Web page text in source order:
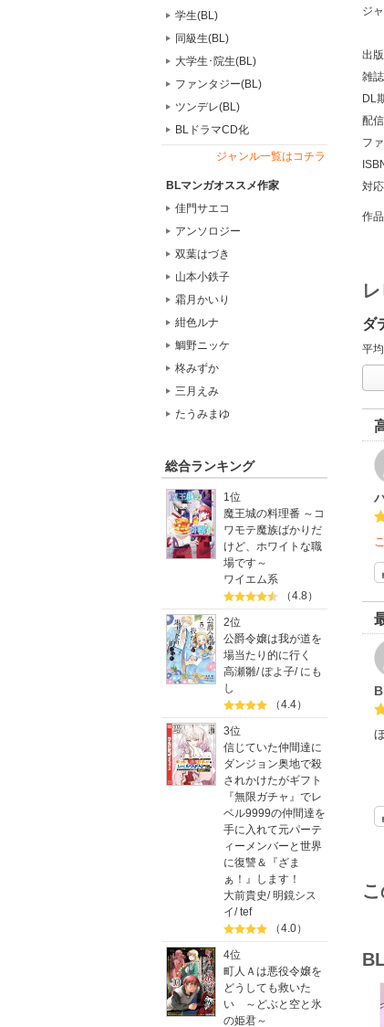
学生(BL)
同級生(BL)
大学生･院生(BL)
ファンタジー(BL)
ツンデレ(BL)
BLドラマCD化
ジャンル一覧はコチラ
BLマンガオススメ作家
佳門サエコ
アンソロジー
双葉はづき
山本小鉄子
霜月かいり
紺色ルナ
鯛野ニッケ
柊みずか
三月えみ
たうみまゆ
総合ランキング
1位
魔王城の料理番 ～コ
ワモテ魔族ばかりだ
けど、ホワイトな職
場です～
ワイエム系
（4.8）
2位
公爵令嬢は我が道を
場当たり的に行く
高瀬雛/ぽよ子/ にも
し
（4.4）
3位
信じていた仲間達に
ダンジョン奥地で殺
されかけたがギフト
『無限ガチャ』でレ
ベル9999の仲間達を
手に入れて元パーテ
ィーメンバーと世界
に復讐＆『ざま
ぁ！』します！
大前貴史/明鏡シス
イ/tef
（4.0）
4位
町人Ａは悪役令嬢を
どうしても救いた
い ～どぶと空と氷
の姫君～
ジ
出
雑
DL
配
フ
対
作
ダ
平